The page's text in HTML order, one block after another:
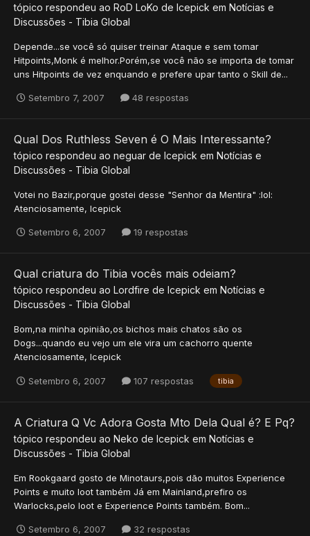
tópico respondeu ao RoD LoKo de Icepick em Notícias e
Discussões - Tibia Global
Depende...se você só quiser treinar Ataque e sem tomar
Hitpoints,Monk é melhor.Porém,se você não se importa de tomar
uns Hitpoints de vez enquando e prefere upar tanto o Skill de...
Setembro 7, 2007 48 respostas
Qual Dos Ruthless Seven é O Mais Interessante?
tópico respondeu ao neguar de Icepick em Notícias e
Discussões - Tibia Global
Votei no Bazir,porque gostei desse "Senhor da Mentira" :lol:
Atenciosamente, Icepick
Setembro 6, 2007 19 respostas
Qual criatura do Tibia vocês mais odeiam?
tópico respondeu ao Lordfire de Icepick em Notícias e
Discussões - Tibia Global
Bom,na minha opinião,os bichos mais chatos são os
Dogs...quando eu vejo um ele vira um cachorro quente
Atenciosamente, Icepick
Setembro 6, 2007 107 respostas tibia
A Criatura Q Vc Adora Gosta Mto Dela Qual é? E Pq?
tópico respondeu ao Neko de Icepick em Notícias e
Discussões - Tibia Global
Em Rookgaard gosto de Minotaurs,pois dão muitos Experience
Points e muito loot também Já em Mainland,prefiro os
Warlocks,pelo loot e Experience Points também. Bom...
Setembro 6, 2007 32 respostas